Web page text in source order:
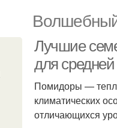
Лучшие
для
Помидоры —
климатических
отличающихся